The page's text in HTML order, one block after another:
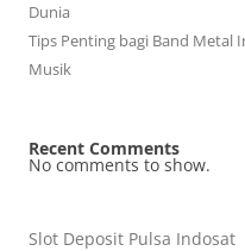
Dunia
Tips Penting bagi Band Metal
Musik
Recent Comments
No comments to show.
Slot Deposit Pulsa Indosat